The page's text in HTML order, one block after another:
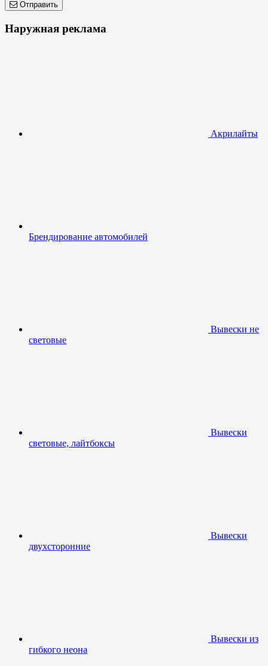
Отправить
Наружная реклама
Акрилайты
Брендирование автомобилей
Вывески не
световые
Вывески
световые, лайтбоксы
Вывески
двухсторонние
Вывески из
гибкого неона